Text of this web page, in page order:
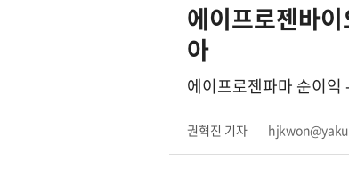
에이프로젠바
아
에이프로젠파마 순이익
권혁진 기자